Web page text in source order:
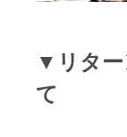
▼リタ
て